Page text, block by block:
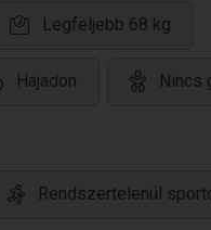
Legfeljebb 68 kg
Hajadon Nincs
Rendszertelenül